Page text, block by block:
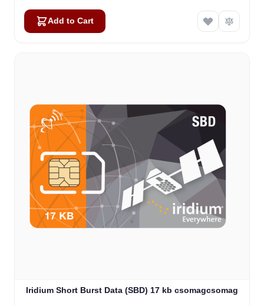
Add to Cart
Iridium Short Burst Data (SBD) 17 kb csomagcsomag